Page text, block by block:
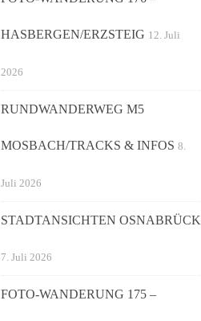
HASBERGEN/ERZSTEIG 12. Juli
2026
RUNDWANDERWEG M5
MOSBACH/TRACKS & INFOS 8.
Juli 2026
STADTANSICHTEN OSNABRÜCK
7. Juli 2026
FOTO-WANDERUNG 175 –